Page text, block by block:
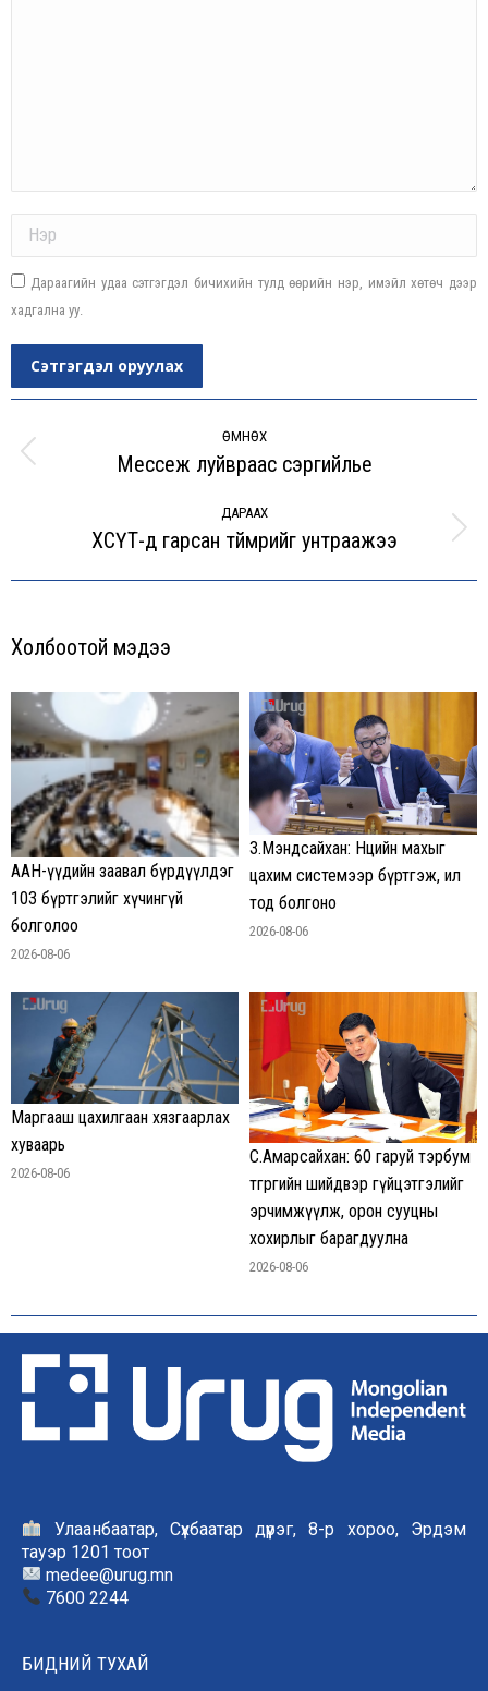
Дараагийн удаа сэтгэгдэл бичихийн тулд өөрийн нэр, имэйл хөтөч дээр
хадгална уу.
Сэтгэгдэл оруулах
navigation
ӨМНӨХ
Previous
Мессеж луйвраас сэргийлье
ДАРААХ
Next
ХСҮТ-д гарсан түймрийг унтраажээ
Холбоотой мэдээ
ААН-үүдийн заавал бүрдүүлдэг
103 бүртгэлийг хүчингүй
болголоо
2026-08-06
З.Мэндсайхан: Нөөцийн махыг
цахим системээр бүртгэж, ил
тод болгоно
2026-08-06
Маргааш цахилгаан хязгаарлах
хуваарь
2026-08-06
С.Амарсайхан: 60 гаруй тэрбум
төгрөгийн шийдвэр гүйцэтгэлийг
эрчимжүүлж, орон сууцны
хохирлыг барагдуулна
2026-08-06
Улаанбаатар, Сүхбаатар дүүрэг, 8-р хороо, Эрдэм
тауэр 1201 тоот
medee@urug.mn
7600 2244
БИДНИЙ ТУХАЙ